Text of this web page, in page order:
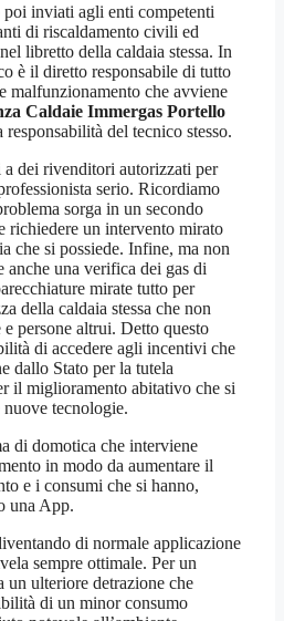
inviati agli enti competenti
di riscaldamento civili ed
libretto della caldaia stessa. In
è il diretto responsabile di tutto
malfunzionamento che avviene
Caldaie Immergas Portello
responsabilità del tecnico stesso.
dei rivenditori autorizzati per
serio. Ricordiamo
sorga in un secondo
richiedere un intervento mirato
che si possiede. Infine, ma non
anche una verifica dei gas di
mirate tutto per
della caldaia stessa che non
e persone altrui. Detto questo
di accedere agli incentivi che
dallo Stato per la tutela
il miglioramento abitativo che si
tecnologie.
di domotica che interviene
in modo da aumentare il
e i consumi che si hanno,
una App.
di normale applicazione
sempre ottimale. Per un
un ulteriore detrazione che
di un minor consumo